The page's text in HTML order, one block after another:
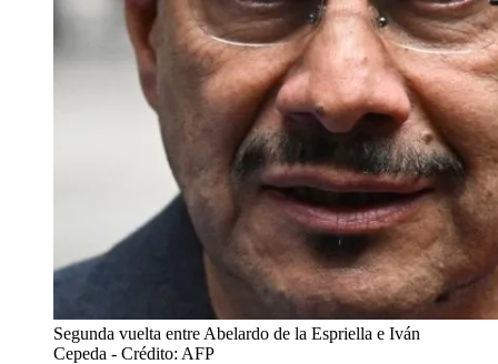
Segunda vuelta entre Abelardo de la Espriella e Iván
Cepeda - Crédito: AFP